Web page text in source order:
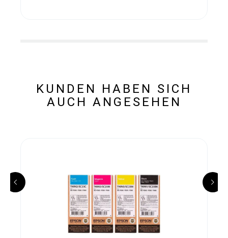
KUNDEN HABEN SICH
AUCH ANGESEHEN